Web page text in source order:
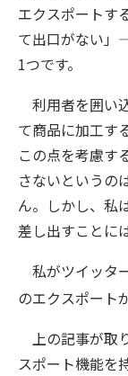
エクスポートす
て出口がない
1つです。
利用者を囲い
て商品に加工す
この点を考慮す
さないというの
ん。しかし、私
差し出すことに
私がツイッタ
のエクスポート
上の記事が取
スポート機能を